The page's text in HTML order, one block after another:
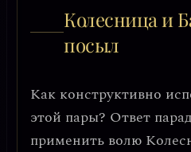
Колесница и
посыл
Как конструктивно
этой пары? Ответ
применить волю